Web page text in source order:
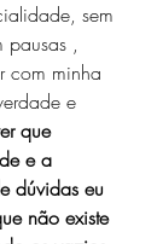
sem
pausas ,
com minha
e
que
e a
dúvidas eu
não existe